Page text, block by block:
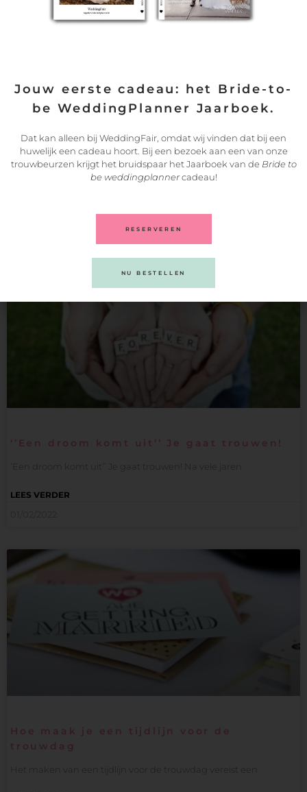
Uniek entertainment én een persoonlijk
bedankje in één
Alles is gepland: de ceremonie, de borrel, de foto’s. Maar
‘’Een droom komt uit’’ Je gaat trouwen!
’Een droom komt uit’’ Je gaat trouwen! Na vele jaren
LEES VERDER
Hoe maak je een tijdlijn voor de
trouwdag
Het maken van een tijdlijn voor de trouwdag vereist een
Jouw eerste cadeau: het Bride-to-
be WeddingPlanner Jaarboek.
Dat kan alleen bij WeddingFair, omdat wij vinden dat bij een
huwelijk een cadeau hoort. Bij een bezoek aan een van onze
trouwbeurzen krijgt het bruidspaar het Jaarboek van de Bride to
be weddingplannercadeau!
RESERVEREN
NU BESTELLEN